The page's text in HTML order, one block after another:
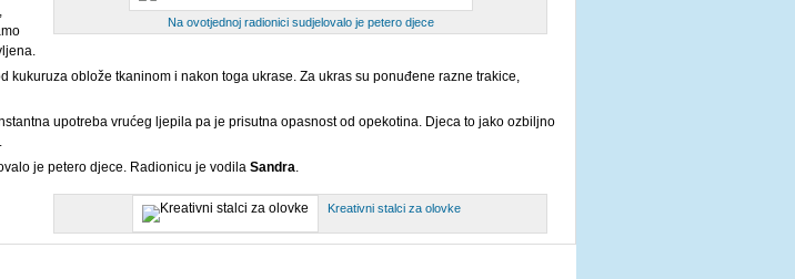
Na ovotjednoj radionici sudjelovalo je petero djece
,
kukuruza oblože tkaninom i nakon toga ukrase. Za ukras su ponuđene razne trakice,
upotreba vrućeg ljepila pa je prisutna opasnost od opekotina. Djeca to jako ozbiljno
je petero djece. Radionicu je vodila Sandra.
Kreativni stalci za olovke